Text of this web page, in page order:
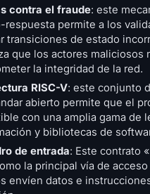
contra el fraude: este
respuesta permite a los
transiciones de estado
que los actores maliciosos
la integridad de la red.
RISC-V: este conjunto
abierto permite que el
con una amplia gama de
y bibliotecas de
de entrada: Este contrato
la principal vía de
envíen datos e